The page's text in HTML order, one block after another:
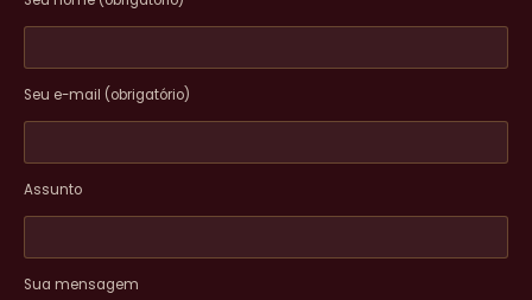
Seu e-mail (obrigatório)
Assunto
Sua mensagem